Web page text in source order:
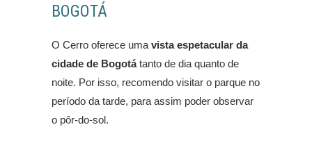
BOGOTÁ
O Cerro oferece uma vista espetacular da
cidade de Bogotátanto de dia quanto de
noite. Por isso, recomendo visitar o parque no
período da tarde, para assim poder observar
o pôr-do-sol.